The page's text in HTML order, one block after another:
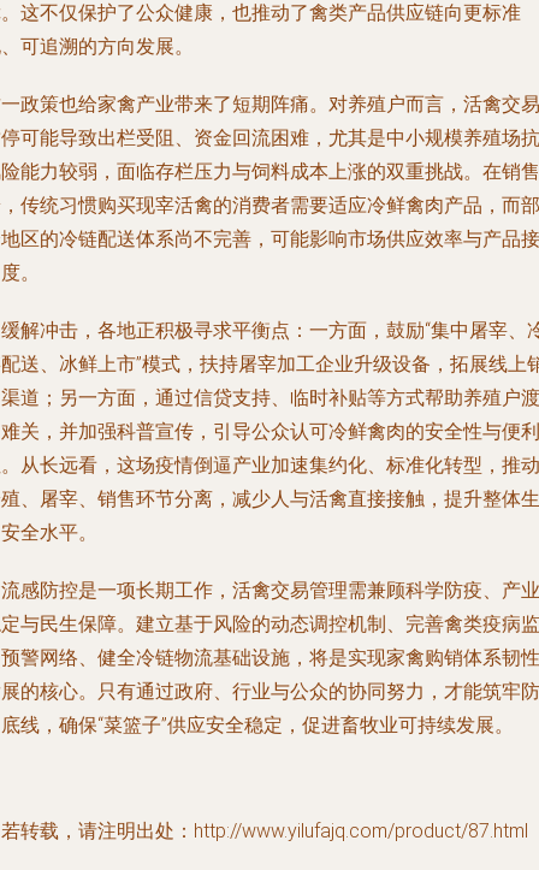
这不仅保护了公众健康，也推动了禽类产品供应链向更标准
可追溯的方向发展。
政策也给家禽产业带来了短期阵痛。对养殖户而言，活禽交易
可能导致出栏受阻、资金回流困难，尤其是中小规模养殖场抗
能力较弱，面临存栏压力与饲料成本上涨的双重挑战。在销售
传统习惯购买现宰活禽的消费者需要适应冷鲜禽肉产品，而部
区的冷链配送体系尚不完善，可能影响市场供应效率与产品接
。
解冲击，各地正积极寻求平衡点：一方面，鼓励“集中屠宰、
送、冰鲜上市”模式，扶持屠宰加工企业升级设备，拓展线上
道；另一方面，通过信贷支持、临时补贴等方式帮助养殖户渡
关，并加强科普宣传，引导公众认可冷鲜禽肉的安全性与便利
从长远看，这场疫情倒逼产业加速集约化、标准化转型，推动
、屠宰、销售环节分离，减少人与活禽直接接触，提升整体生
全水平。
感防控是一项长期工作，活禽交易管理需兼顾科学防疫、产业
与民生保障。建立基于风险的动态调控机制、完善禽类疫病监
警网络、健全冷链物流基础设施，将是实现家禽购销体系韧性
的核心。只有通过政府、行业与公众的协同努力，才能筑牢防
线，确保“菜篮子”供应安全稳定，促进畜牧业可持续发展。
转载，请注明出处：http://www.yilufajq.com/product/87.html